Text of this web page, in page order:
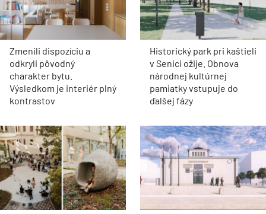
Zmenili dispozíciu a
odkryli pôvodný
charakter bytu.
Výsledkom je interiér plný
kontrastov
Historický park pri kaštieli
v Senici ožije. Obnova
národnej kultúrnej
pamiatky vstupuje do
ďalšej fázy